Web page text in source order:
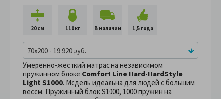
20 см 110 кг В наличии 1,5 года
70x200 - 19 920 руб.
Умеренно-жесткий матрас на независимом
пружинном блоке Comfort Line Hard-HardStyle
Light S1000. Модель идеальна для людей с большим
весом. Пружинный блок S1000, 1000 пружин на